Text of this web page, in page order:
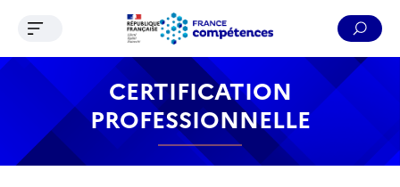
Contenu Recherche Menu Pied de page
Ouvrir le menu de navigation
CERTIFICATION
PROFESSIONNELLE